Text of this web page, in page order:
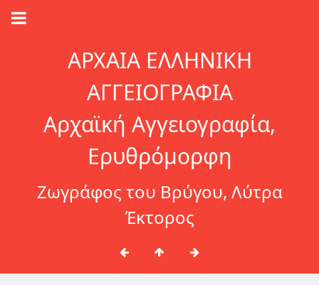
ΑΡΧΑΙΑ ΕΛΛΗΝΙΚΗ
ΑΓΓΕΙΟΓΡΑΦΙΑ
Αρχαϊκή Αγγειογραφία,
Ερυθρόμορφη
Ζωγράφος του Βρύγου, Λύτρα
Έκτορος